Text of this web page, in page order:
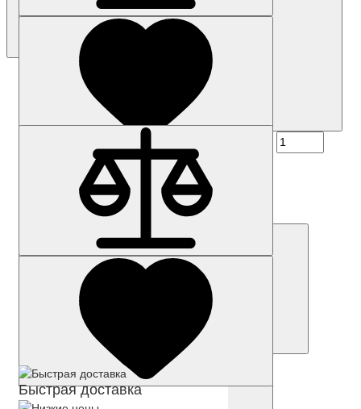
Наличие: уточняйте
Код товара: 50785-01
7ML1510-1JB02
Быстрая доставка